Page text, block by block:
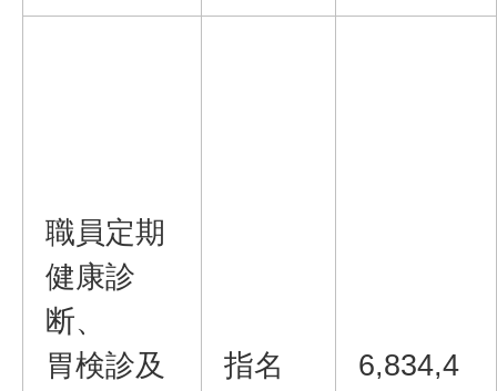
職員定期
健康診
断、
胃検診及
指名
6,834,4